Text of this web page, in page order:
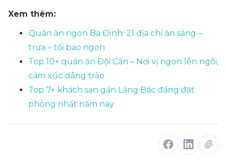
Xem thêm:
Quán ăn ngon Ba Đình: 21 địa chỉ ăn sáng –
trưa – tối bao ngon
Top 10+ quán ăn Đội Cấn – Nơi vị ngon lên ngôi,
cảm xúc dâng trào
Top 7+ khách sạn gần Lăng Bác đáng đặt
phòng nhất năm nay